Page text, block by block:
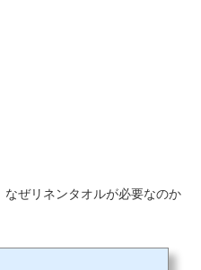
ぜリネンタオルが必要なのか